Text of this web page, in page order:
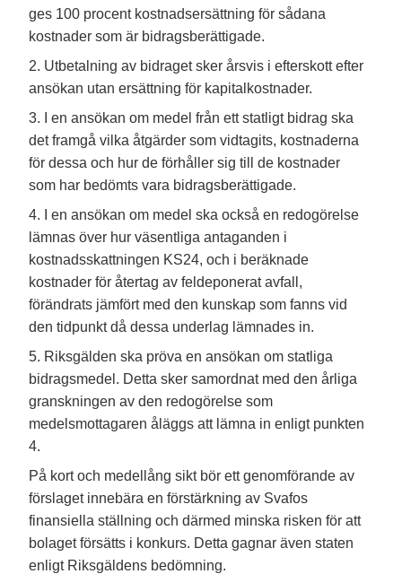
ges 100 procent kostnadsersättning för sådana
kostnader som är bidragsberättigade.
2. Utbetalning av bidraget sker årsvis i efterskott efter
ansökan utan ersättning för kapitalkostnader.
3. I en ansökan om medel från ett statligt bidrag ska
det framgå vilka åtgärder som vidtagits, kostnaderna
för dessa och hur de förhåller sig till de kostnader
som har bedömts vara bidragsberättigade.
4. I en ansökan om medel ska också en redogörelse
lämnas över hur väsentliga antaganden i
kostnadsskattningen KS24, och i beräknade
kostnader för återtag av feldeponerat avfall,
förändrats jämfört med den kunskap som fanns vid
den tidpunkt då dessa underlag lämnades in.
5. Riksgälden ska pröva en ansökan om statliga
bidragsmedel. Detta sker samordnat med den årliga
granskningen av den redogörelse som
medelsmottagaren åläggs att lämna in enligt punkten
4.
På kort och medellång sikt bör ett genomförande av
förslaget innebära en förstärkning av Svafos
finansiella ställning och därmed minska risken för att
bolaget försätts i konkurs. Detta gagnar även staten
enligt Riksgäldens bedömning.